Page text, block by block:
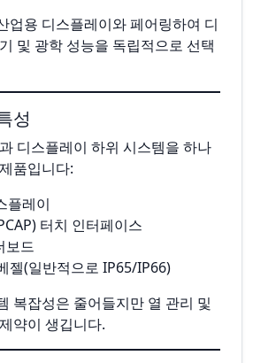
업용 디스플레이와 페어링하여 디
및 광학 성능을 독립적으로 선택
성
디스플레이 하위 시스템을 하나
품입니다:
플레이
터치 인터페이스
보드
젤(일반적으로 IP65/IP66)
복잡성은 줄어들지만 열 관리 및
약이 생깁니다.